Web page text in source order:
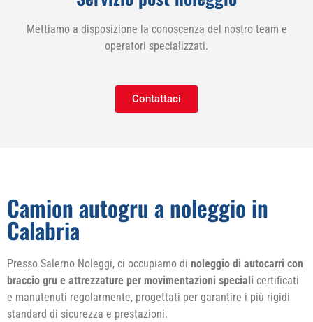
Mettiamo a disposizione la conoscenza del nostro team e
operatori specializzati.
Contattaci
Camion autogru a noleggio in
Calabria
Presso Salerno Noleggi, ci occupiamo di noleggio di autocarri con
braccio gru e attrezzature per movimentazioni speciali certificati
e manutenuti regolarmente, progettati per garantire i più rigidi
standard di sicurezza e prestazioni.